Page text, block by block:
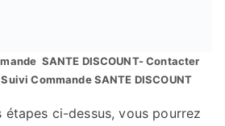
SANTE DISCOUNT- Contacter
Commande SANTE DISCOUNT
étapes ci-dessus, vous pourrez